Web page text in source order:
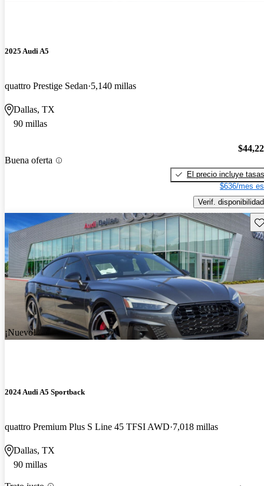
2025 Audi A5
quattro Prestige Sedan 5,140 millas
Dallas, TX
90 millas
Buena oferta
El precio incluye tasas
$636/mes
Verif. disponibilidad
¡Nuevo!
2024 Audi A5 Sportback
quattro Premium Plus S Line 45 TFSI AWD 7,018 millas
Dallas, TX
90 millas